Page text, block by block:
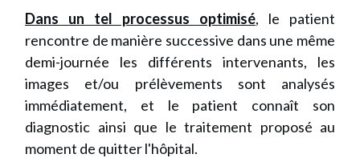
Dans un tel processus optimisé, le patient
rencontre de manière successive dans une même
demi-journée les différents intervenants, les
images et/ou prélèvements sont analysés
immédiatement, et le patient connaît son
diagnostic ainsi que le traitement proposé au
moment de quitter l'hôpital.